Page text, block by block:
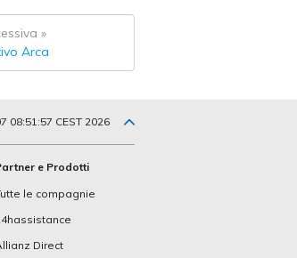
»
Arca
08:51:57 CEST 2026
e Prodotti
le compagnie
Direct